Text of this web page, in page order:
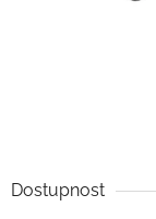
Dostupnost